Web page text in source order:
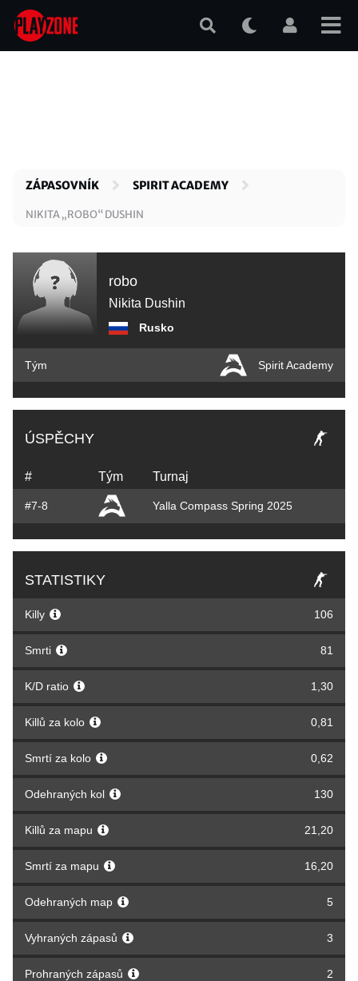
Přejít
hlavnímu
ZÁPASOVNÍK SPIRIT ACADEMY
NIKITA „ROBO“ DUSHIN
robo
Nikita Dushin
Rusko
Tým Spirit Academy
ÚSPĚCHY
# Tým Turnaj
#7-8 Yalla Compass Spring 2025
STATISTIKY
Killy 106
Smrti 81
K/D ratio 1,30
Killů za kolo 0,81
Smrtí za kolo 0,62
Odehraných kol 130
Killů za mapu 21,20
Smrtí za mapu 16,20
Odehraných map 5
Vyhraných zápasů 3
Prohraných zápasů 2